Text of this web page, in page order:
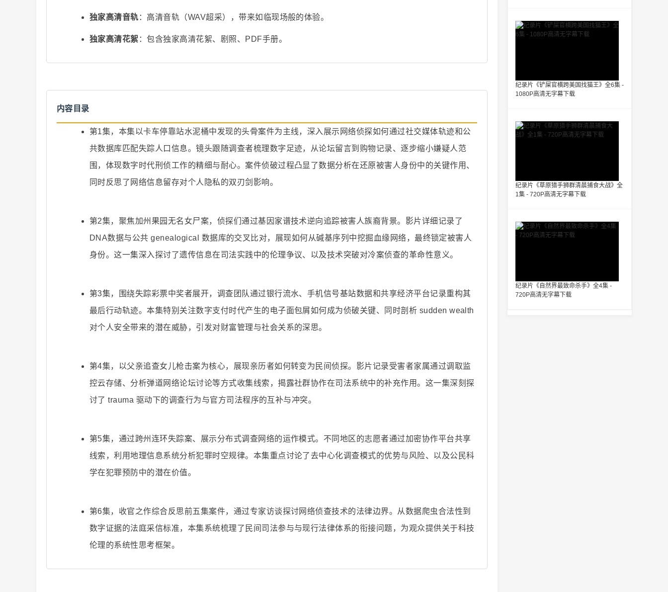
视
爆
创
独家高清音轨 ：高清音轨（WAV超采），带来如临现场般的体验。
独家高清花絮 ：包含独家高清花絮、剧照、PDF手册。
内容目录
第1集，本集以卡车停靠站水泥桶中发现的头骨案件为主线，深入展示网络侦探如何通过社交媒体轨迹和公
共数据库匹配失踪人口信息。镜头跟随调查者梳理数字足迹，从论坛留言到购物记录、逐步缩小嫌疑人范
围，体现数字时代刑侦工作的精细与耐心。案件侦破过程凸显了数据分析在还原被害人身份中的关键作用、
同时反思了网络信息留存对个人隐私的双刃剑影响。
第2集，聚焦加州果园无名女尸案，侦探们通过基因家谱技术逆向追踪被害人族裔背景。影片详细记录了
DNA数据与公共 genealogical 数据库的交叉比对，展现如何从碱基序列中挖掘血缘网络，最终锁定被害人
身份。这一集深入探讨了遗传信息在司法实践中的伦理争议、以及技术突破对冷案侦查的革命性意义。
第3集，围绕失踪彩票中奖者展开，调查团队通过银行流水、手机信号基站数据和共享经济平台记录重构其
最后行动轨迹。本集特别关注数字支付时代产生的电子面包屑如何成为侦破关键、同时剖析 sudden wealth
对个人安全带来的潜在威胁，引发对财富管理与社会关系的深思。
第4集，以父亲追查女儿枪击案为核心，展现亲历者如何转变为民间侦探。影片记录受害者家属通过调取监
控云存储、分析弹道网络论坛讨论等方式收集线索，揭露社群协作在司法系统中的补充作用。这一集深刻探
讨了 trauma 驱动下的调查行为与官方司法程序的互补与冲突。
第5集，通过跨州连环失踪案、展示分布式调查网络的运作模式。不同地区的志愿者通过加密协作平台共享
线索，利用地理信息系统分析犯罪时空规律。本集重点讨论了去中心化调查模式的优势与风险、以及公民科
学在犯罪预防中的潜在价值。
第6集，收官之作综合反思前五集案件，通过专家访谈探讨网络侦查技术的法律边界。从数据爬虫合法性到
数字证据的法庭采信标准，本集系统梳理了民间司法参与与现行法律体系的衔接问题，为观众提供关于科技
伦理的系统性思考框架。
纪录片《铲屎官横跨美国找猫王》全6集 -
1080P高清无字幕下载
纪录片《草原猎手狮群清晨捕食大战》全
1集 - 720P高清无字幕下载
纪录片《自然界最致命杀手》全4集 -
720P高清无字幕下载